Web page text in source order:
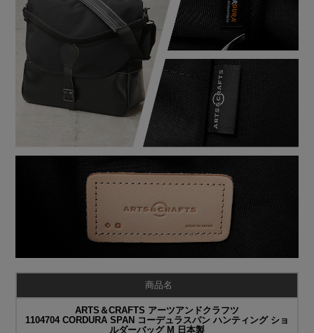
商品名
ARTS＆CRAFTS アーツアンドクラフツ
1104704 CORDURA SPAN コーデュラスパン ハンティング ショ
ルダーバッグ M 日本製